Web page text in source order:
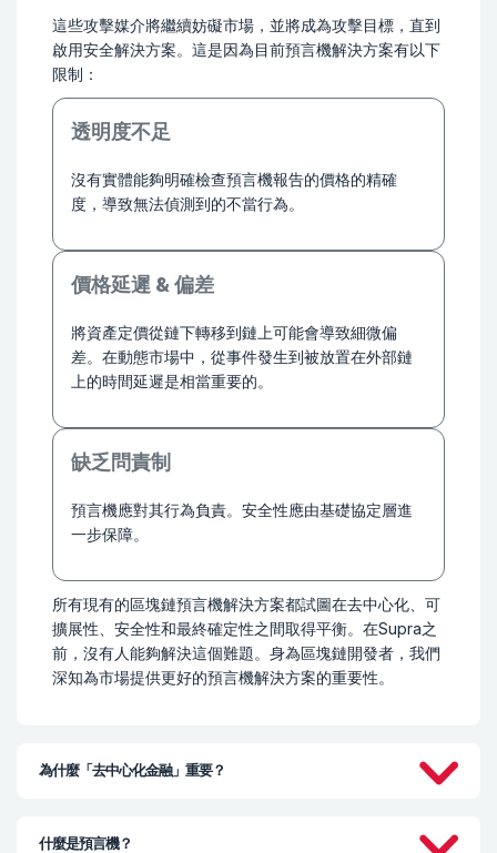
這些攻擊媒介將繼續妨礙市場，並將成為攻擊目標，直到
啟用安全解決方案。這是因為目前預言機解決方案有以下
限制：
透明度不足
沒有實體能夠明確檢查預言機報告的價格的精確
度，導致無法偵測到的不當行為。
價格延遲 & 偏差
將資產定價從鏈下轉移到鏈上可能會導致細微偏
差。在動態市場中，從事件發生到被放置在外部鏈
上的時間延遲是相當重要的。
缺乏問責制
預言機應對其行為負責。安全性應由基礎協定層進
一步保障。
所有現有的區塊鏈預言機解決方案都試圖在去中心化、可
擴展性、安全性和最終確定性之間取得平衡。在Supra之
前，沒有人能夠解決這個難題。身為區塊鏈開發者，我們
深知為市場提供更好的預言機解決方案的重要性。
為什麼「去中心化金融」重要？
什麼是預言機？